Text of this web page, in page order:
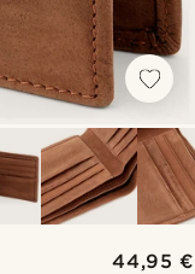
44,95 €